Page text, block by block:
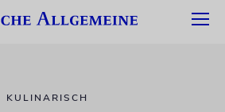
KULINARISCH